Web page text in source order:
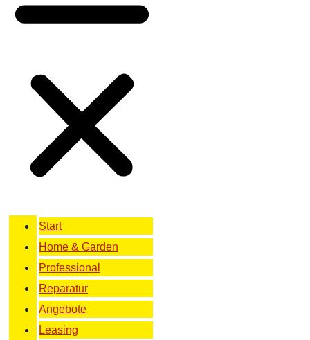
Start
Home & Garden
Professional
Reparatur
Angebote
Leasing